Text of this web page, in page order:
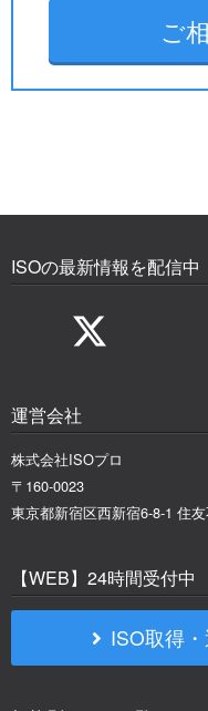
ご
ISOの最新情報を配信中
運営会社
株式会社ISOプロ
〒160-0023
東京都新宿区西新宿6-8-1 住
【WEB】24時間受付中
ISO取得